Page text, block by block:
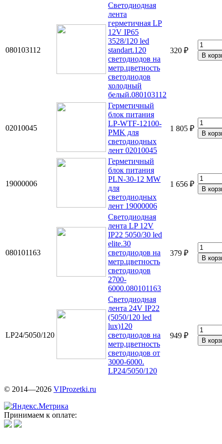
080103112
Светодиодная
лента
герметичная LP
12V IP65
3528/120 led
standart.120
светодиодов на
метр.цветность
светодиодов
холодный
белый.080103112
320 ₽
02010045
Герметичный
блок питания
LP-WTF-12100-
PMK для
светодиодных
лент 02010045
1 805 ₽
19000006
Герметичный
блок питания
PLN-30-12 MW
для
светодиодных
лент 19000006
1 656 ₽
080101163
Светодиодная
лента LP 12V
IP22 5050/30 led
elite.30
светодиодов на
метр.цветность
светодиодов
2700-
6000.080101163
379 ₽
LP24/5050/120
Светодиодная
лента 24V IP22
(5050/120 led
lux)120
светодиодов на
метр,цветность
светодиодов от
3000-6000.
LP24/5050/120
949 ₽
© 2014—2026 VIProzetki.ru
Принимаем к оплате: